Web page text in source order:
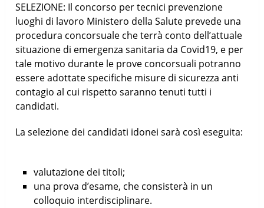
SELEZIONE: Il concorso per tecnici prevenzione
luoghi di lavoro Ministero della Salute prevede una
procedura concorsuale che terrà conto dell’attuale
situazione di emergenza sanitaria da Covid19, e per
tale motivo durante le prove concorsuali potranno
essere adottate specifiche misure di sicurezza anti
contagio al cui rispetto saranno tenuti tutti i
candidati.
La selezione dei candidati idonei sarà così eseguita:
valutazione dei titoli;
una prova d’esame, che consisterà in un
colloquio interdisciplinare.